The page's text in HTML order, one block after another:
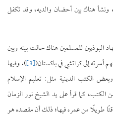
ونشأ هناك بين أحضان والديه، وقد تكفل
للمسلمين هناك حالت بينه وبين
إلى كراتشي في باكستان([3] )، وفيها
الكتب الدينية مثل: تعليم الإسلام
الكتب، كما قرأ على يد الشيخ نور الزمان
طويلًا من عمره فيها؛ ذلك أن مقصده هو